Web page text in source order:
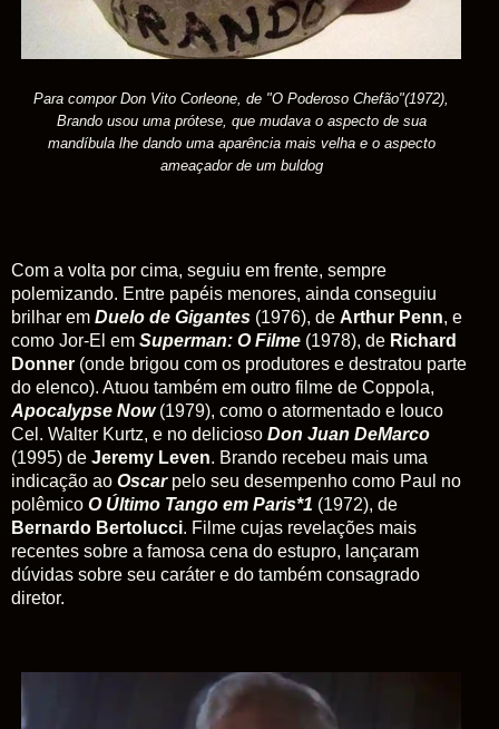
Para compor Don Vito Corleone, de "O Poderoso Chefão"(1972),
Brando usou uma prótese, que mudava o aspecto de sua
mandíbula lhe dando uma aparência mais velha e o aspecto
ameaçador de um buldog
Com a volta por cima, seguiu em frente, sempre
polemizando. Entre papéis menores, ainda conseguiu
brilhar em Duelo de Gigantes (1976), de Arthur Penn, e
como Jor-El em Superman: O Filme (1978), de Richard
Donner (onde brigou com os produtores e destratou parte
do elenco). Atuou também em outro filme de Coppola,
Apocalypse Now(1979), como o atormentado e louco
Cel. Walter Kurtz, e no delicioso Don Juan DeMarco
(1995) de Jeremy Leven. Brando recebeu mais uma
indicação ao Oscar pelo seu desempenho como Paul no
polêmico O Último Tango em Paris*1 (1972), de
Bernardo Bertolucci. Filme cujas revelações mais
recentes sobre a famosa cena do estupro, lançaram
dúvidas sobre seu caráter e do também consagrado
diretor.